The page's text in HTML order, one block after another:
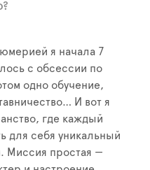
я начала 7
с обсессии по
одно обучение,
И вот я
где каждый
для себя уникальный
Миссия простая —